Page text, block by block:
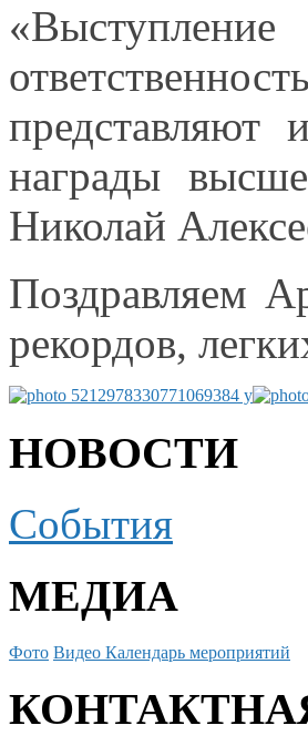
представляют
награды
Николай
Поздравляем
рекордов,
НОВОСТИ
События
МЕДИА
Фото Видео Календарь мероприятий